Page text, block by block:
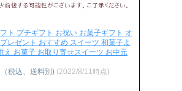
ト プチギフト お祝い お菓子ギフト オ
レゼント おすすめ スイーツ 和菓子よ
え お菓子 お取り寄せスイーツ お中元
税込、送料別) (2022/8/11時点)